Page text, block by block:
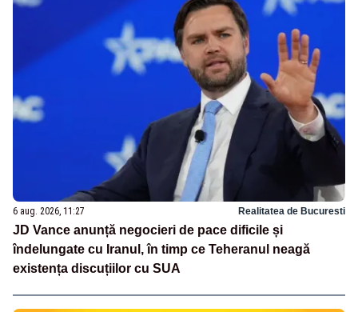
6 aug. 2026, 11:27 Realitatea de Bucuresti
JD Vance anunță negocieri de pace dificile și
îndelungate cu Iranul, în timp ce Teheranul neagă
existența discuțiilor cu SUA